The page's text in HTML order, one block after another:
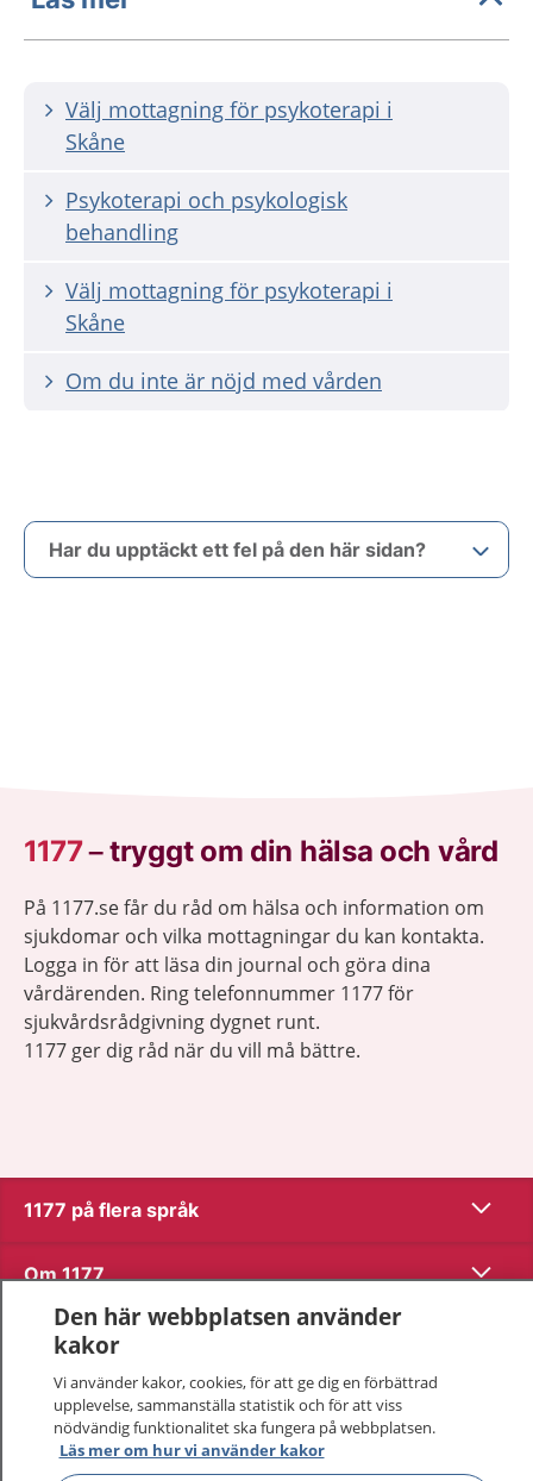
Välj mottagning för psykoterapi i
Skåne
Psykoterapi och psykologisk
behandling
Välj mottagning för psykoterapi i
Skåne
Om du inte är nöjd med vården
Har du upptäckt ett fel på den här sidan?
1177–tryggt om din hälsa och vård
På 1177.se får du råd om hälsa och information om
sjukdomar och vilka mottagningar du kan kontakta.
Logga in för att läsa din journal och göra dina
vårdärenden. Ring telefonnummer 1177 för
sjukvårdsrådgivning dygnet runt.
1177 ger dig råd när du vill må bättre.
1177 på flera språk Visa
Om 1177 Visa
Kontakt
Behandling av personuppgifter
Den här webbplatsen använder
kakor
Vi använder kakor, cookies, för att ge dig en förbättrad
upplevelse, sammanställa statistik och för att viss
nödvändig funktionalitet ska fungera på webbplatsen.
Läs mer om hur vi använder kakor